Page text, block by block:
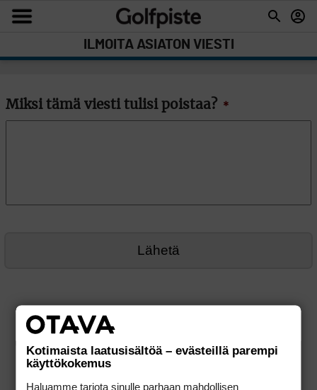
ILMOITA ASIATON VIESTI
Miksi tämä viesti tulisi poistaa? *
Kotimaista laatusisältöä – evästeillä parempi
käyttökokemus
Haluamme tarjota sinulle parhaan mahdollisen